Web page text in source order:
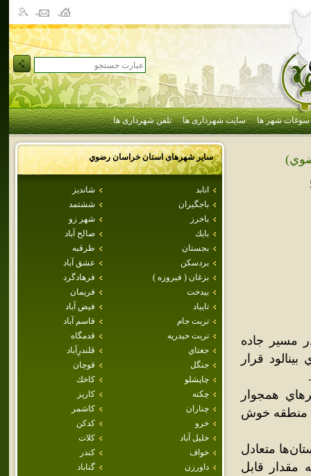
سوغات شهر ها سایت شهرداری ها تلفن شهرداری ها
سایر شهرهای استانخراسان رضوي
انابد
شانديز
باجگيران
ششتمد
باخرز
شهر زو
بايك
صالح آباد
بجستان
طرقبه
بردسكن
عشق آباد
بزغان ( فيروزه )
فرهادگرد
بيدخت
فريمان
تايباد
فيض آباد
تربت جام
قاسم آباد
تربت حيدريه
قدمگاه
جغتاي
قلندرِآباد
جنگل
قوچان
چاپشلو
كاخك
چکنه
كاريز
چناران
كاشمر
خرو
كدكن
خليل آباد
كلات
خواف
كندر
داورزن
گناباد
که در مسير جاده
قرار
همجوار
منطقه خوش
متعادل
قابل